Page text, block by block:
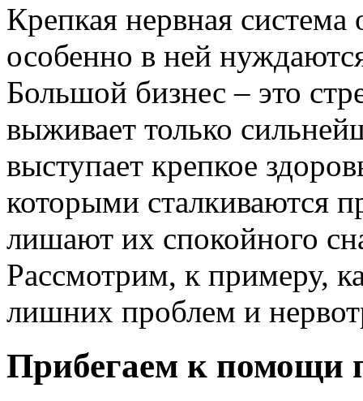
Крепкая нервная
особенно в ней
Большой бизнес – это
выживает только
выступает крепкое
которыми сталкиваются
лишают их спокойного
Рассмотрим, к примеру,
лишних проблем и
Прибегаем к помощи